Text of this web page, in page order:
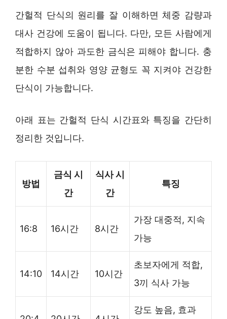
간헐적 단식의 원리를 잘 이해하면 체중 감량과
대사 건강에 도움이 됩니다. 다만, 모든 사람에게
적합하지 않아 과도한 금식은 피해야 합니다. 충
분한 수분 섭취와 영양 균형도 꼭 지켜야 건강한
단식이 가능합니다.
아래 표는 간헐적 단식 시간표와 특징을 간단히
정리한 것입니다.
방법
금식 시
간
식사 시
간
특징
16:8 16시간 8시간
가장 대중적, 지속
가능
14:10 14시간 10시간
초보자에게 적합,
3끼 식사 가능
강도 높음, 효과